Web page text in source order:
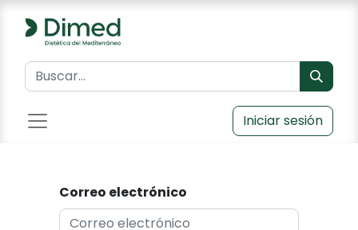
Iniciar sesión
Correo electrónico